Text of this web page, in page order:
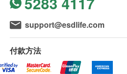
support@esdlife.com
付款方法